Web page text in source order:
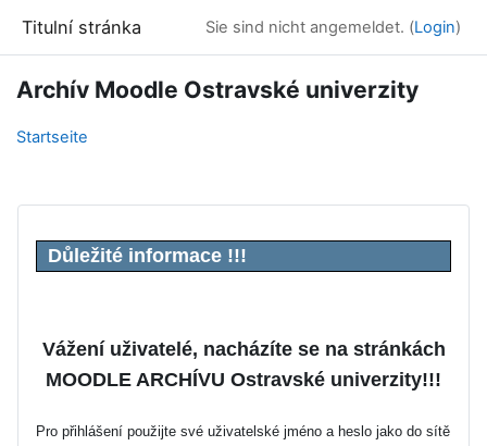
Titulní stránka Sie sind nicht angemeldet. (Login)
Archív Moodle Ostravské univerzity
Startseite
Důležité informace !!!
Vážení uživatelé, nacházíte se na stránkách
MOODLE ARCHÍVU Ostravské univerzity!!!
Pro přihlášení použijte své uživatelské jméno a heslo jako do sítě